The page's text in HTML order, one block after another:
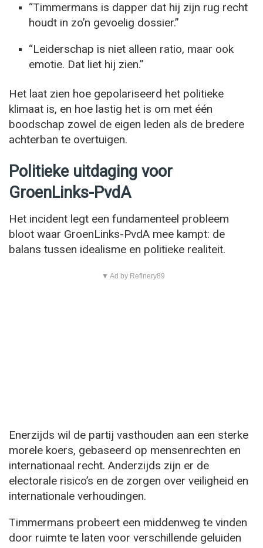
“Timmermans is dapper dat hij zijn rug recht
houdt in zo’n gevoelig dossier.”
“Leiderschap is niet alleen ratio, maar ook
emotie. Dat liet hij zien.”
Het laat zien hoe gepolariseerd het politieke
klimaat is, en hoe lastig het is om met één
boodschap zowel de eigen leden als de bredere
achterban te overtuigen.
Politieke uitdaging voor
GroenLinks-PvdA
Het incident legt een fundamenteel probleem
bloot waar GroenLinks-PvdA mee kampt: de
balans tussen idealisme en politieke realiteit.
▼ Ad by Refinery89
Enerzijds wil de partij vasthouden aan een sterke
morele koers, gebaseerd op mensenrechten en
internationaal recht. Anderzijds zijn er de
electorale risico’s en de zorgen over veiligheid en
internationale verhoudingen.
Timmermans probeert een middenweg te vinden
door ruimte te laten voor verschillende geluiden